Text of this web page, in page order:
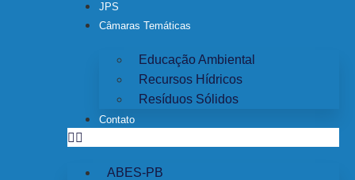
JPS
Câmaras Temáticas
Educação Ambiental
Recursos Hídricos
Resíduos Sólidos
Contato
ABES-PB